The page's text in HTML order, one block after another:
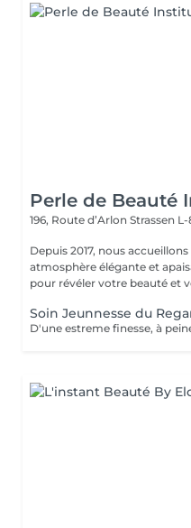
Perle de Beauté
196, Route d’Arlon Strassen L-
Depuis 2017, nous
atmosphère élégante et
pour révéler votre beauté et
Soin Jeunnesse du